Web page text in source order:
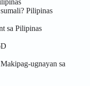
Pilipinas
sa Pilipinas
ugnayan sa